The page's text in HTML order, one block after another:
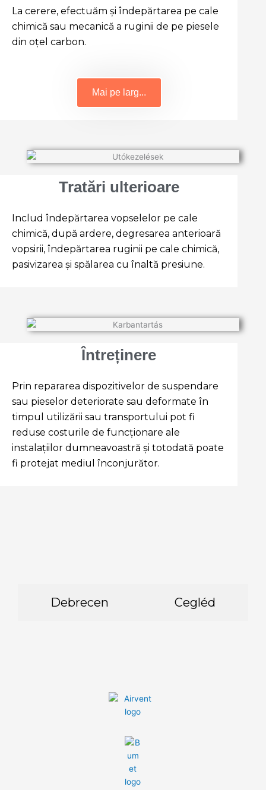
La cerere, efectuăm și îndepărtarea pe cale
chimică sau mecanică a ruginii de pe piesele
din oțel carbon.
Mai pe larg...
Tratări ulterioare
Includ îndepărtarea vopselelor pe cale
chimică, după ardere, degresarea anterioară
vopsirii, îndepărtarea ruginii pe cale chimică,
pasivizarea și spălarea cu înaltă presiune.
Întreținere
Prin repararea dispozitivelor de suspendare
sau pieselor deteriorate sau deformate în
timpul utilizării sau transportului pot fi
reduse costurile de funcționare ale
instalațiilor dumneavoastră și totodată poate
fi protejat mediul înconjurător.
Debrecen Cegléd